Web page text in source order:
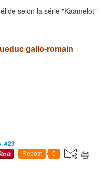
selon la série "Kaamelot"
gallo-romain
, #23
Repost 0